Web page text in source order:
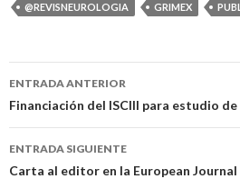
@REVISNEUROLOGIA GRIMEX
Navegación
de
entradas
ENTRADA ANTERIOR
Financiación del ISCIII para estudio
ENTRADA SIGUIENTE
Carta al editor en la European